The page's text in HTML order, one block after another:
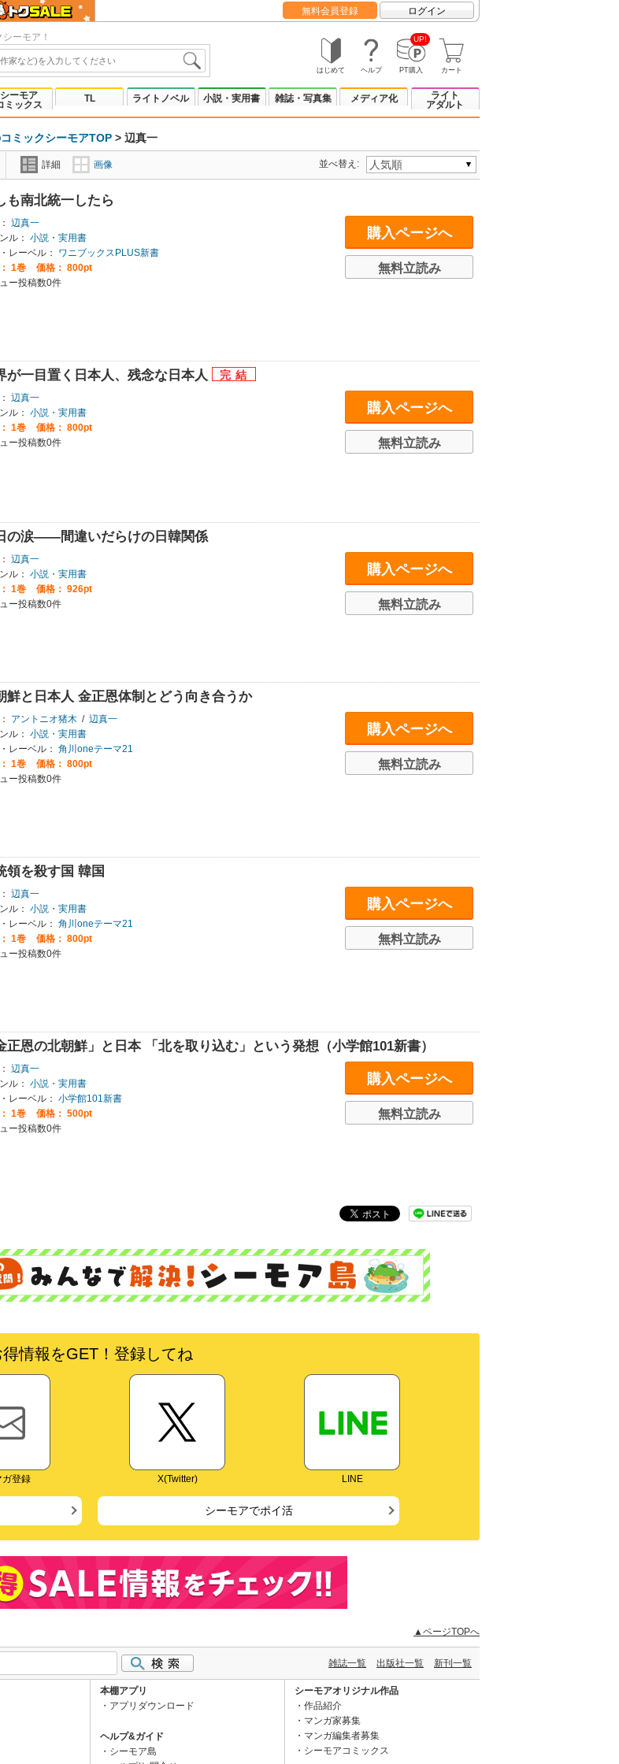
無料会員登録 ログイン
ーモア！
はじめて ヘルプ
UP!
PT購入 カート
シーモア
ミックス
TL ライトノベル 小説・実用書 雑誌・写真集 メディア化
ライト
アダルト
ミックシーモアTOP > 辺真一
詳細 画像 並べ替え:
も南北統一したら
辺真一
ル： 小説・実用書
レーベル：
ワニブックスPLUS新書
1巻
価格： 800pt
ー投稿数0件
購入ページへ
無料立読み
が一目置く日本人、残念な日本人
辺真一
ル： 小説・実用書
1巻
価格： 800pt
ー投稿数0件
購入ページへ
無料立読み
の涙――間違いだらけの日韓関係
辺真一
ル： 小説・実用書
1巻
価格： 926pt
ー投稿数0件
購入ページへ
無料立読み
鮮と日本人 金正恩体制とどう向き合うか
アントニオ猪木 / 辺真一
ル： 小説・実用書
レーベル： 角川oneテーマ21
1巻
価格： 800pt
ー投稿数0件
購入ページへ
無料立読み
領を殺す国 韓国
辺真一
ル： 小説・実用書
レーベル： 角川oneテーマ21
1巻
価格： 800pt
ー投稿数0件
購入ページへ
無料立読み
正恩の北朝鮮」と日本 「北を取り込む」という発想（小学館101新書）
辺真一
ル： 小説・実用書
レーベル： 小学館101新書
1巻
価格： 500pt
ー投稿数0件
購入ページへ
無料立読み
得情報をGET！登録してね
ガ登録 X(Twitter) LINE
シーモアでポイ活
▲ページTOPへ
雑誌一覧 出版社一覧 新刊一覧
本棚アプリ
アプリダウンロード
ヘルプ&ガイド
シーモア島
シーモアオリジナル作品
作品紹介
マンガ家募集
マンガ編集者募集
シーモアコミックス